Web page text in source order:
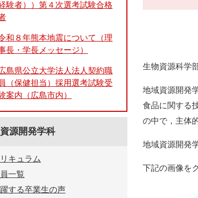
生物資源科学
地域資源開発
食品に関する
の中で，主体
地域資源開発
下記の画像を
験者））第４次選考試験合格
和８年熊本地震について（理
長・学長メッセージ）
島県公立大学法人法人契約職
員（保健担当）採用選考試験受
案内（広島市内）
源開発学科
キュラム
一覧
する卒業生の声